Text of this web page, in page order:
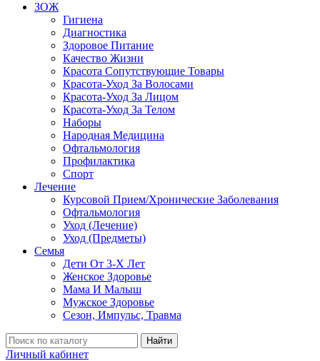
ЗОЖ
Гигиена
Диагностика
Здоровое Питание
Качество Жизни
Красота Сопутствующие Товары
Красота-Уход За Волосами
Красота-Уход За Лицом
Красота-Уход За Телом
Наборы
Народная Медицина
Офтальмология
Профилактика
Спорт
Лечение
Курсовой Прием/Хронические Заболевания
Офтальмология
Уход (Лечение)
Уход (Предметы)
Семья
Дети От 3-Х Лет
Женское Здоровье
Мама И Малыш
Мужское Здоровье
Сезон, Импульс, Травма
Найти
Личный кабинет